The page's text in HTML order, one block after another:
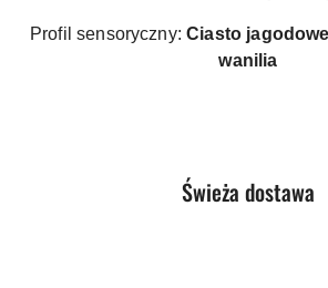
Profil sensoryczny:Ciasto
wanilia
Pomiń karuzelę produktów
Produkty
Świeża dostawa